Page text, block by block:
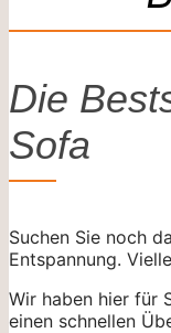
Die
Sofa
Suchen Sie noch
Entspannung.
Wir haben hier für
einen schnellen